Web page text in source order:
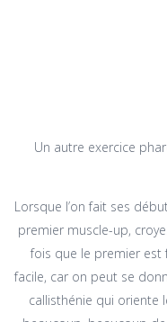
Un autre exercice
Lorsque l’on fait ses
premier muscle-up,
fois que le premier est
facile, car on peut se
callisthénie qui oriente